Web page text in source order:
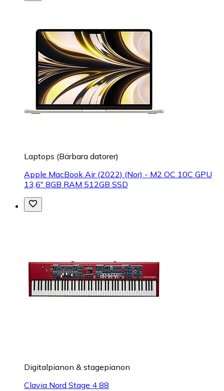
Laptops (Bärbara datorer)
Apple MacBook Air (2022) (Nor) - M2 OC 10C GPU
13,6" 8GB RAM 512GB SSD
Digitalpianon & stagepianon
Clavia Nord Stage 4 88